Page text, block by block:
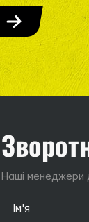
Наші менеджери